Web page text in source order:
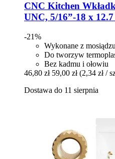
CNC Kitchen
UNC, 5/16”-​18 x 12.7
-21%
Wykonane z mosiądzu
Do tworzyw
Bez kadmu i ołowiu
46,80 zł 59,00 zł (2,34 zł /
Dostawa do 11 sierpnia